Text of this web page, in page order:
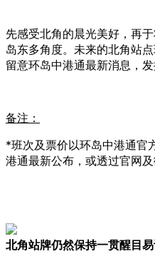
先感受北角的晨光美好，再
岛东多角度。未来的北角站
留意环岛中港通最新消息，
备注：
*班次及票价以环岛中港通官
港通最新公布，或透过官网
北角站牌仍然保持一贯醒目易